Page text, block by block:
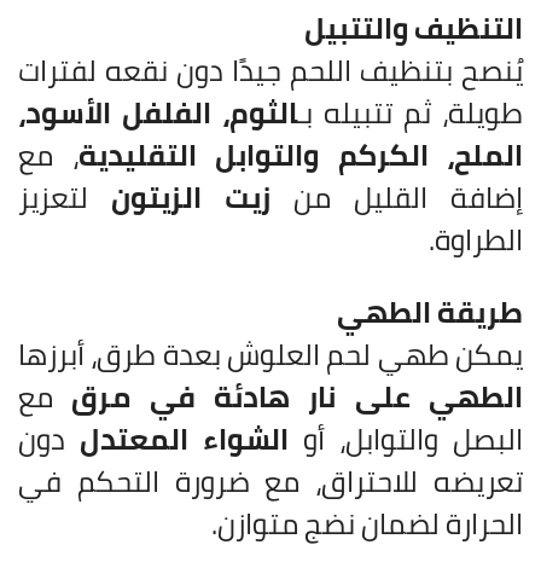
التنظيف والتتبيل
يُنصح بتنظيف اللحم جيدًا دون نقعه لفترات
طويلة، ثم تتبيله بـالثوم، الفلفل الأسود،
الملح، الكركم والتوابل التقليدية، مع
إضافة القليل من زيت الزيتون لتعزيز
الطراوة.
طريقة الطهي
يمكن طهي لحم العلوش بعدة طرق، أبرزها
الطهي على نار هادئة في مرق مع
البصل والتوابل، أو الشواء المعتدل دون
تعريضه للاحتراق، مع ضرورة التحكم في
الحرارة لضمان نضج متوازن.